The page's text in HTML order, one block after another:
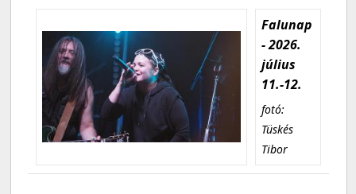
Falunap
- 2026.
július
11.-12.
fotó:
Tüskés
Tibor